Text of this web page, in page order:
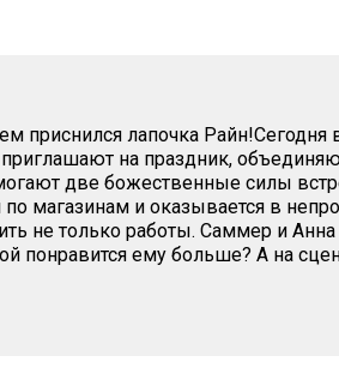
приснился лапочка Райн!Сегодня
приглашают на праздник,
две божественные силы
магазинам и оказывается в
не только работы. Саммер и Анна
понравится ему больше? А на